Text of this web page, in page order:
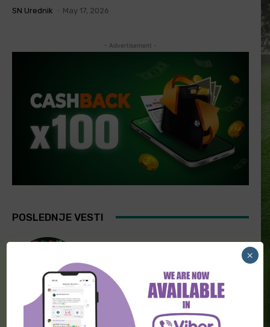
SN Urednik May 17, 2026
- Advertisement -
POSLEDNJE VESTI
[PREMIUM] Skandinavske lige 07.
Avgust
×